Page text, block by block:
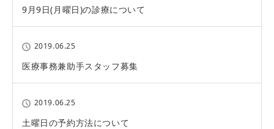
9月9日(月曜日)の診療について
2019.06.25
医療事務兼助手スタッフ募集
2019.06.25
土曜日の予約方法について